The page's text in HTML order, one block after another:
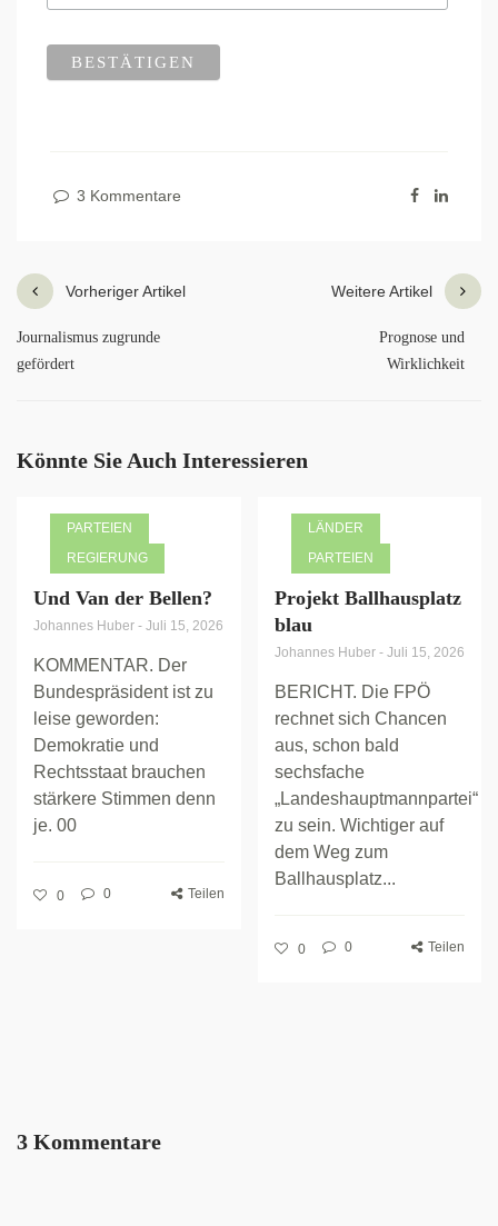
3 Kommentare
Vorheriger Artikel
Journalismus zugrunde
gefördert
Weitere Artikel
Prognose und
Wirklichkeit
Könnte Sie Auch Interessieren
PARTEIEN
REGIERUNG
Und Van der Bellen?
Johannes Huber - Juli 15, 2026
KOMMENTAR. Der
Bundespräsident ist zu
leise geworden:
Demokratie und
Rechtsstaat brauchen
stärkere Stimmen denn
je. 00
0 0 Teilen
LÄNDER
PARTEIEN
Projekt Ballhausplatz
blau
Johannes Huber - Juli 15, 2026
BERICHT. Die FPÖ
rechnet sich Chancen
aus, schon bald
sechsfache
„Landeshauptmannpartei“
zu sein. Wichtiger auf
dem Weg zum
Ballhausplatz...
0 0 Teilen
3 Kommentare